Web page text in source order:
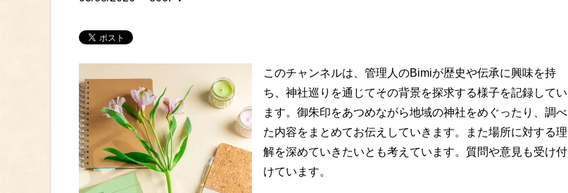
このチャンネルは、管理人のBimiが歴史や伝承に興味を持
ち、神社巡りを通じてその背景を探求する様子を記録してい
ます。御朱印をあつめながら地域の神社をめぐったり、調べ
た内容をまとめてお伝えしていきます。また場所に対する理
解を深めていきたいとも考えています。質問や意見も受け付
けています。